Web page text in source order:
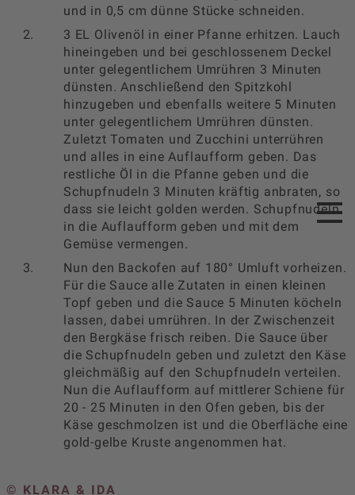
und in 0,5 cm dünne Stücke schneiden.
3 EL Olivenöl in einer Pfanne erhitzen. Lauch
hineingeben und bei geschlossenem Deckel
unter gelegentlichem Umrühren 3 Minuten
dünsten. Anschließend den Spitzkohl
hinzugeben und ebenfalls weitere 5 Minuten
unter gelegentlichem Umrühren dünsten.
Zuletzt Tomaten und Zucchini unterrühren
und alles in eine Auflaufform geben. Das
restliche Öl in die Pfanne geben und die
Schupfnudeln 3 Minuten kräftig anbraten, so
dass sie leicht golden werden. Schupfnudeln
in die Auflaufform geben und mit dem
Gemüse vermengen.
Nun den Backofen auf 180° Umluft vorheizen.
Für die Sauce alle Zutaten in einen kleinen
Topf geben und die Sauce 5 Minuten köcheln
lassen, dabei umrühren. In der Zwischenzeit
den Bergkäse frisch reiben. Die Sauce über
die Schupfnudeln geben und zuletzt den Käse
gleichmäßig auf den Schupfnudeln verteilen.
Nun die Auflaufform auf mittlerer Schiene für
20 - 25 Minuten in den Ofen geben, bis der
Käse geschmolzen ist und die Oberfläche eine
gold-gelbe Kruste angenommen hat.
© KLARA & IDA